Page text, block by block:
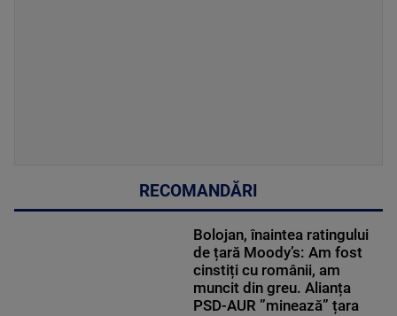
RECOMANDĂRI
Bolojan, înaintea ratingului
de țară Moody’s: Am fost
cinstiți cu românii, am
muncit din greu. Alianța
PSD-AUR ”minează” țara